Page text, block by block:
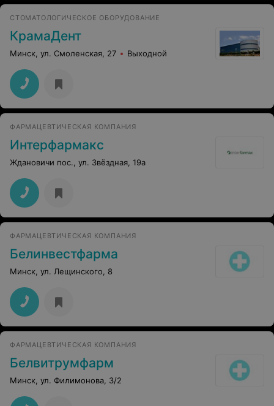
СТОМАТОЛОГИЧЕСКОЕ ОБОРУДОВАНИЕ
КрамаДент
Минск, ул. Смоленская, 27 Выходной
ФАРМАЦЕВТИЧЕСКАЯ КОМПАНИЯ
Интерфармакс
Ждановичи пос., ул. Звёздная, 19а
ФАРМАЦЕВТИЧЕСКАЯ КОМПАНИЯ
Белинвестфарма
Минск, ул. Лещинского, 8
ФАРМАЦЕВТИЧЕСКАЯ КОМПАНИЯ
Белвитрумфарм
Минск, ул. Филимонова, 3/2